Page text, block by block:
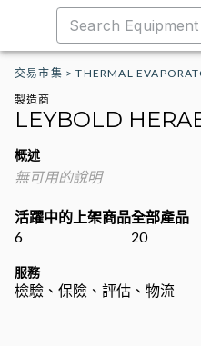
交易市集 >THERMAL
製造商
LEYBOLD
概述
無可用的說明
活躍中的上架商品
6
全部產品
20
服務
檢驗、保險、評估、物流